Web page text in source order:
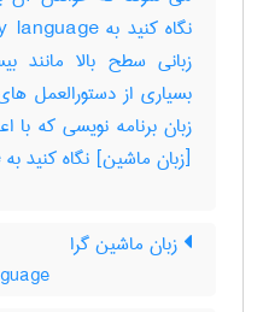
زبانی سطح بالا
بسیاری از دستورالعمل
زبان برنامه نویسی که با
[زبان ماشین] نگاه کنید به ‎ machine code
زبان ماشین گرا